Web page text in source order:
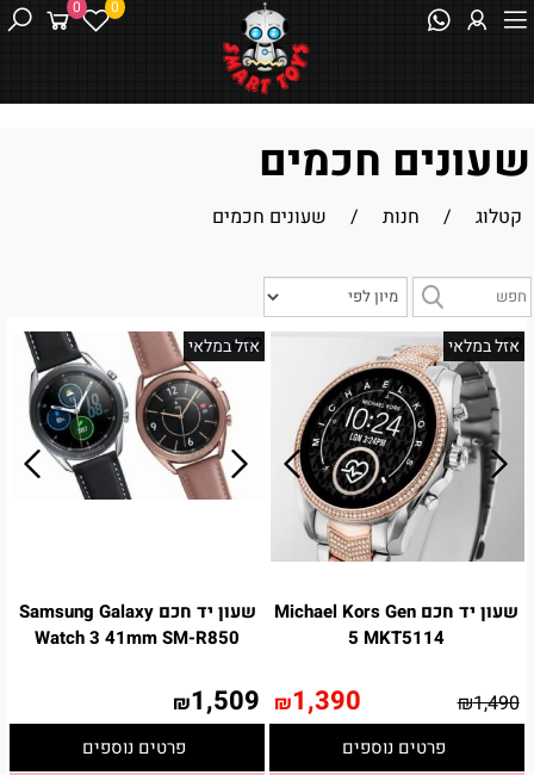
0 0
שעונים חכמים
קטלוג / חנות / שעונים חכמים
אזל במלאי
שעון יד חכם Michael Kors Gen
5 MKT5114
₪1,490
₪1,390
פרטים נוספים
אזל במלאי
שעון יד חכם Samsung Galaxy
Watch 3 41mm SM-R850
₪1,509
פרטים נוספים